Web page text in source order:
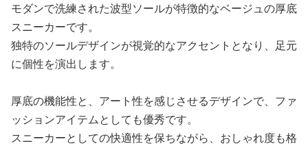
モダンで洗練された波型ソールが特徴的なベージュの厚底
スニーカーです。
独特のソールデザインが視覚的なアクセントとなり、足元
に個性を演出します。
厚底の機能性と、アート性を感じさせるデザインで、ファ
ッションアイテムとしても優秀です。
スニーカーとしての快適性を保ちながら、おしゃれ度も格